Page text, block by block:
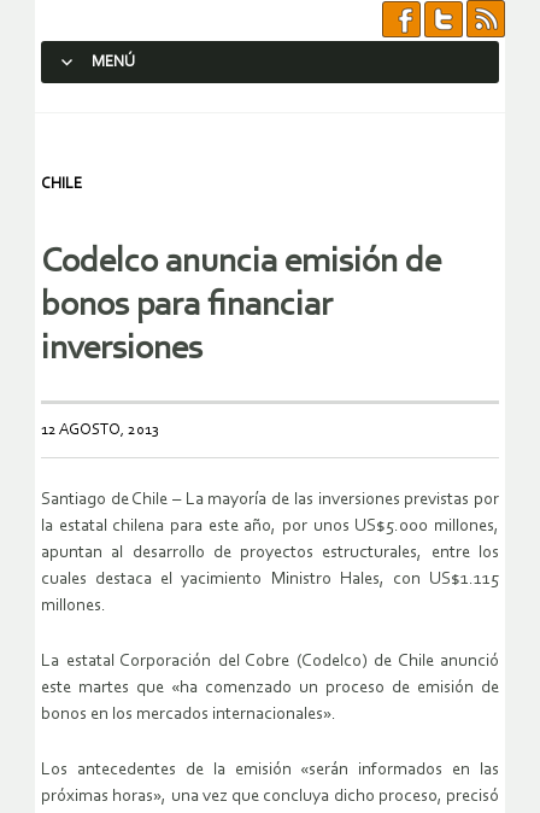
MENÚ
CHILE
Codelco anuncia emisión de
bonos para financiar
inversiones
12 AGOSTO, 2013
Santiago de Chile – La mayoría de las inversiones previstas por
la estatal chilena para este año, por unos US$5.000 millones,
apuntan al desarrollo de proyectos estructurales, entre los
cuales destaca el yacimiento Ministro Hales, con US$1.115
millones.
La estatal Corporación del Cobre (Codelco) de Chile anunció
este martes que «ha comenzado un proceso de emisión de
bonos en los mercados internacionales».
Los antecedentes de la emisión «serán informados en las
próximas horas», una vez que concluya dicho proceso, precisó